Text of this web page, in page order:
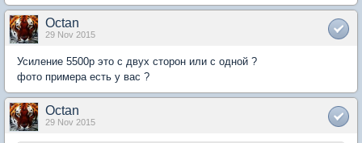
Octan
29 Nov 2015
Усиление 5500р это с двух сторон или с одной ?
фото примера есть у вас ?
Octan
29 Nov 2015